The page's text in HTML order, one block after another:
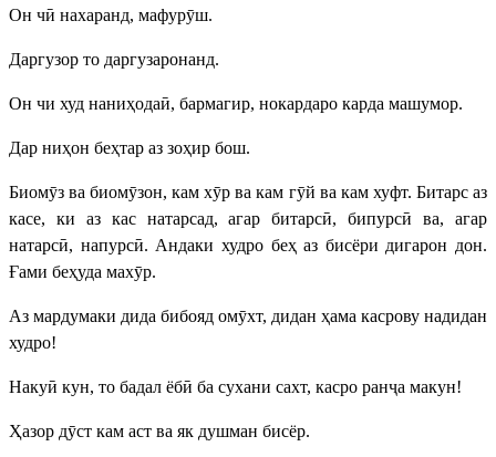
Он чӣ нахаранд, мафурӯш.
Даргузор то даргузаронанд.
Он чи худ наниҳодаӣ, бармагир, нокардаро карда машумор.
Дар ниҳон беҳтар аз зоҳир бош.
Биомӯз ва биомӯзон, кам хӯр ва кам гӯй ва кам хуфт. Битарс аз
касе, ки аз кас натарсад, агар битарсӣ, бипурсӣ ва, агар
натарсӣ, напурсӣ. Андаки худро беҳ аз бисёри дигарон дон.
Ғами беҳуда махӯр.
Аз мардумаки дида бибояд омӯхт, дидан ҳама касрову надидан
худро!
Накуӣ кун, то бадал ёбӣ ба сухани сахт, касро ранҷа макун!
Ҳазор дӯст кам аст ва як душман бисёр.